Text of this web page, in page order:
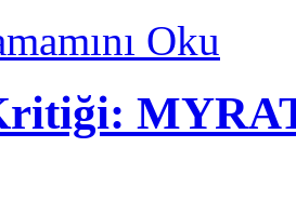
Oku